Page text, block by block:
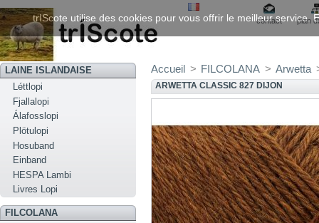
contact plan
LAINE ISLANDAISE
Léttlopi
Fjallalopi
Álafosslopi
Plötulopi
Hosuband
Einband
HESPA Lambi
Livres Lopi
FILCOLANA
Accueil > FILCOLANA > Arwetta
ARWETTA CLASSIC 827 DIJON
trIScote utilise des cookies pour vous offrir le meilleur